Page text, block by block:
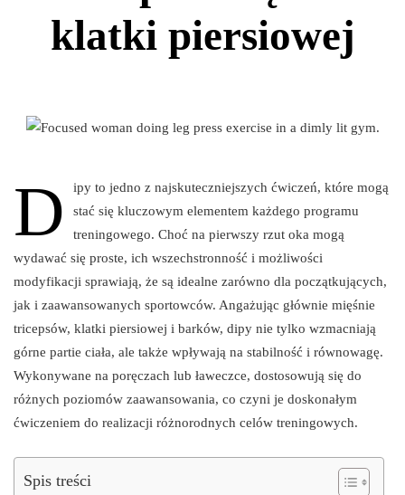
klatki piersiowej
D
ipy to jedno z najskuteczniejszych ćwiczeń, które mogą
stać się kluczowym elementem każdego programu
treningowego. Choć na pierwszy rzut oka mogą
wydawać się proste, ich wszechstronność i możliwości
modyfikacji sprawiają, że są idealne zarówno dla początkujących,
jak i zaawansowanych sportowców. Angażując głównie mięśnie
tricepsów, klatki piersiowej i barków, dipy nie tylko wzmacniają
górne partie ciała, ale także wpływają na stabilność i równowagę.
Wykonywane na poręczach lub ławeczce, dostosowują się do
różnych poziomów zaawansowania, co czyni je doskonałym
ćwiczeniem do realizacji różnorodnych celów treningowych.
Spis treści